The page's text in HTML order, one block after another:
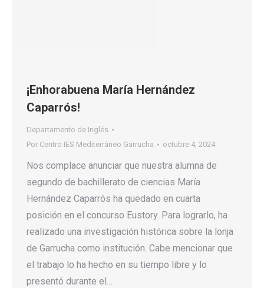
¡Enhorabuena María Hernández
Caparrós!
Departamento de Inglés
Por Centro IES Mediterráneo Garrucha octubre 4, 2024
Nos complace anunciar que nuestra alumna de
segundo de bachillerato de ciencias María
Hernández Caparrós ha quedado en cuarta
posición en el concurso Eustory. Para lograrlo, ha
realizado una investigación histórica sobre la lonja
de Garrucha como institución. Cabe mencionar que
el trabajo lo ha hecho en su tiempo libre y lo
presentó durante el…